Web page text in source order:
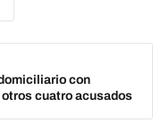
con
cuatro acusados